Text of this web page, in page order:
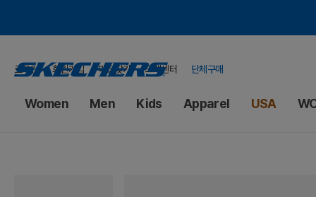
로그인 회원가입 매장찾기 고객센터 단체구매
Women Men Kids Apparel USA